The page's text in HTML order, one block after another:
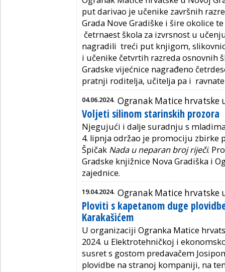
put darivao je učenike završnih
Grada Nove Gradiške i šire okolice
četrnaest škola za izvrsnost u
nagradili treći put knjigom,
i učenike četvrtih razreda osnovnih
Gradske vijećnice nagrađeno
pratnji roditelja, učitelja pa i
04.06.2024. Ogranak Matice hrvatske
Voljeti silinom starinskih prozora
Njegujući i dalje suradnju s
4. lipnja održao je promociju zbirke
Špičak Nada u neparan broj riječi.
Gradske knjižnice Nova Gradiška i
zajednice.
19.04.2024. Ogranak Matice hrvatske
Ploviti s kapetanom duge
Karakašićem
U organizaciji Ogranka Matice
2024. u Elektrotehničkoj i
susret s gostom predavačem
plovidbe na stranoj kompaniji, na